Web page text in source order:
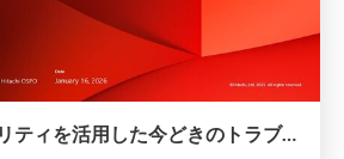
AI×オブザーバビリティを活用した今どきのトラブルシューティング #AWS